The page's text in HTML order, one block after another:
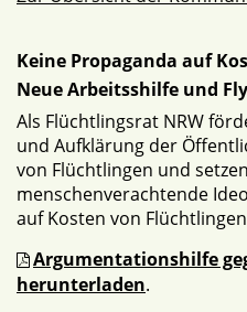
Keine Propaganda auf
Neue Arbeitsshilfe und
Als Flüchtlingsrat NRW
und Aufklärung der
von Flüchtlingen und
menschenverachtende
auf Kosten von
Argumentationshilfe
herunterladen.